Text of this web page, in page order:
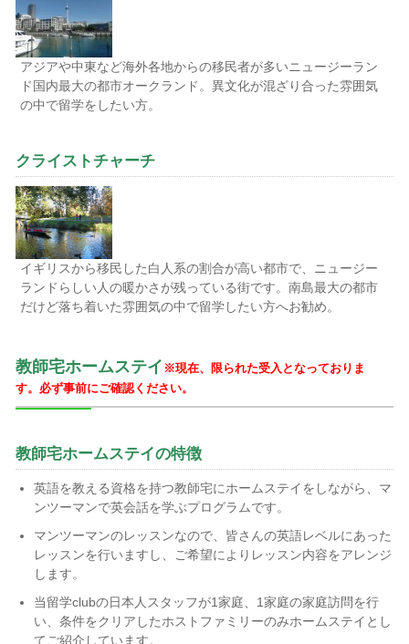
アジアや中東など海外各地からの移民者が多いニュージーラン
ド国内最大の都市オークランド。異文化が混ざり合った雰囲気
の中で留学をしたい方。
クライストチャーチ
イギリスから移民した白人系の割合が高い都市で、ニュージー
ランドらしい人の暖かさが残っている街です。南島最大の都市
だけど落ち着いた雰囲気の中で留学したい方へお勧め。
教師宅ホームステイ ※現在、限られた受入となっておりま
す。必ず事前にご確認ください。
教師宅ホームステイの特徴
英語を教える資格を持つ教師宅にホームステイをしながら、マ
ンツーマンで英会話を学ぶプログラムです。
マンツーマンのレッスンなので、皆さんの英語レベルにあった
レッスンを行いますし、ご希望によりレッスン内容をアレンジ
します。
当留学clubの日本人スタッフが1家庭、1家庭の家庭訪問を行
い、条件をクリアしたホストファミリーのみホームステイとし
てご紹介しています。